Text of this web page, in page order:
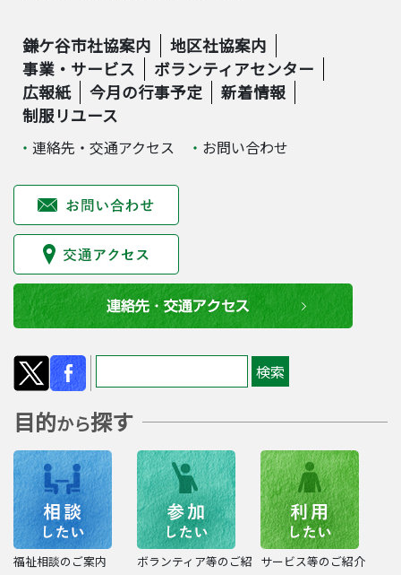
鎌ケ谷市社協案内
地区社協案内
事業・サービス
ボランティアセンター
広報紙
今月の行事予定
新着情報
制服リユース
連絡先・交通アクセス お問い合わせ
目的から探す
福祉相談のご案内
ボランティア等のご紹 サービス等のご紹介